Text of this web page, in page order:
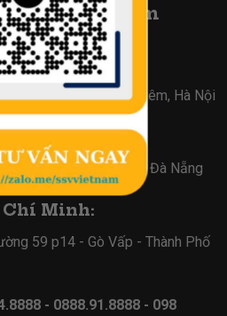
Đẹp Việt Nam
:
9 Đ. Lê Đức Thọ, Từ Liêm, Hà Nội
Gián- Thanh Khê - Đà Nẵng
Minh:
59 p14 - Gò Vấp - Thành Phố
- 0888.91.8888 - 098